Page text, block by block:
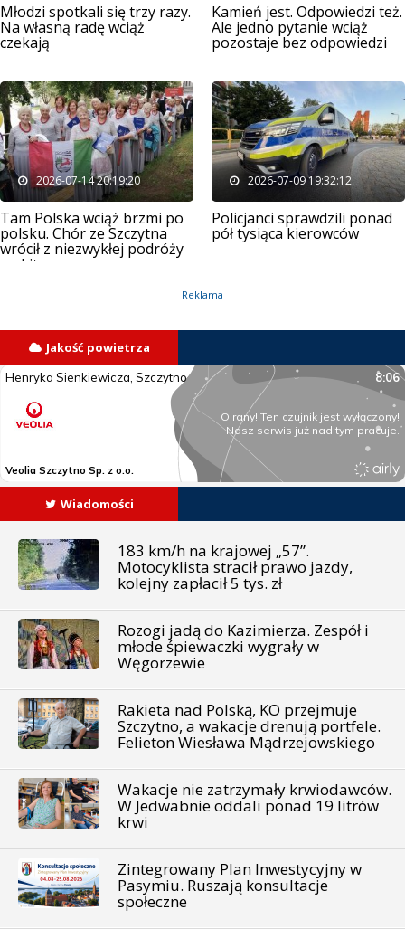
Młodzi spotkali się trzy razy.
Na własną radę wciąż
czekają
Kamień jest. Odpowiedzi też.
Ale jedno pytanie wciąż
pozostaje bez odpowiedzi
2026-07-14 20:19:20
Tam Polska wciąż brzmi po
polsku. Chór ze Szczytna
wrócił z niezwykłej podróży
na Litwę
2026-07-09 19:32:12
Policjanci sprawdzili ponad
pół tysiąca kierowców
Reklama
Jakość powietrza
Wiadomości
183 km/h na krajowej „57”.
Motocyklista stracił prawo jazdy,
kolejny zapłacił 5 tys. zł
Rozogi jadą do Kazimierza. Zespół i
młode śpiewaczki wygrały w
Węgorzewie
Rakieta nad Polską, KO przejmuje
Szczytno, a wakacje drenują portfele.
Felieton Wiesława Mądrzejowskiego
Wakacje nie zatrzymały krwiodawców.
W Jedwabnie oddali ponad 19 litrów
krwi
Zintegrowany Plan Inwestycyjny w
Pasymiu. Ruszają konsultacje
społeczne